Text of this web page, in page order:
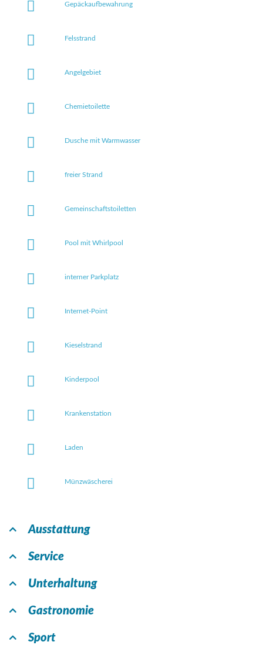
Gepäckaufbewahrung
Felsstrand
Angelgebiet
Chemietoilette
Dusche mit Warmwasser
freier Strand
Gemeinschaftstoiletten
Pool mit Whirlpool
interner Parkplatz
Internet-Point
Kieselstrand
Kinderpool
Krankenstation
Laden
Münzwäscherei
Ausstattung
Service
Unterhaltung
Gastronomie
Sport